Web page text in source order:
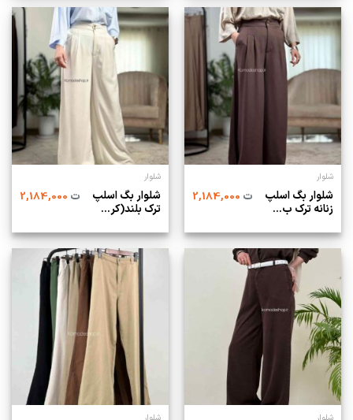
شلوار
شلوار بگ اسلپ
زنانه ترک ب...
ت2,184,000
شلوار
شلوار بگ اسلپ
ترک بلند(کر...
ت2,184,000